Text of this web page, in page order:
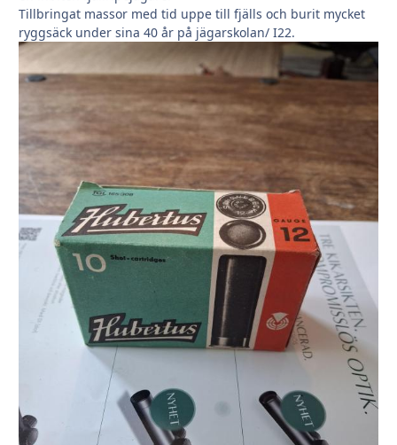
Tillbringat massor med tid uppe till fjälls och burit mycket
ryggsäck under sina 40 år på jägarskolan/ I22.